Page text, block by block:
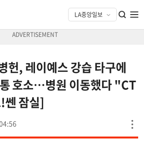
헌, 레이예스 강습 타구에
호소…병원 이동했다 "CT
잠실]